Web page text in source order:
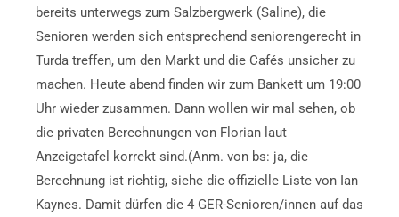
bereits unterwegs zum Salzbergwerk (Saline), die
Senioren werden sich entsprechend seniorengerecht in
Turda treffen, um den Markt und die Cafés unsicher zu
machen. Heute abend finden wir zum Bankett um 19:00
Uhr wieder zusammen. Dann wollen wir mal sehen, ob
die privaten Berechnungen von Florian laut
Anzeigetafel korrekt sind.(Anm. von bs: ja, die
Berechnung ist richtig, siehe die offizielle Liste von Ian
Kaynes. Damit dürfen die 4 GER-Senioren/innen auf das